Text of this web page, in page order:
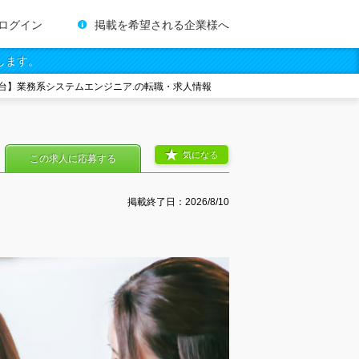
グイン 掲載を希望される企業様へ
す。
】業務系システムエンジニア.の転職・求人情報
掲載終了日： 2026/8/10
気になる
この求人に応募する